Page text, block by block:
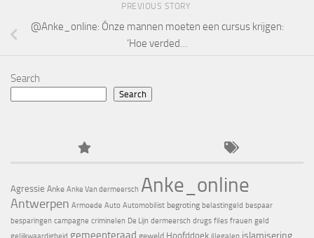
PREVIOUS STORY
@Anke_online: Ónze mannen moeten een cursus krijgen:
‘Hoe verded…
Search
Search
Agressie Anke Anke Van dermeersch Anke_online
Antwerpen Armoede Auto Automobilist begroting belastingeld bespaar
besparingen campagne criminelen De Lijn dermeersch drugs files frauen geld
gemeenteraad Hoofddoek islamisering